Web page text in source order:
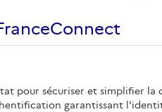
pour sécuriser et simplifier la
garantissant